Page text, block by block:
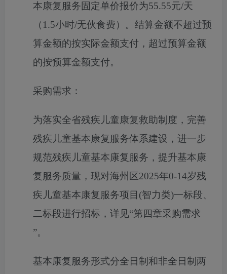
本康复服务固定单价报价为55.55元/天
（1.5小时/无伙食费）。结算金额不超过预
算金额的按实际金额支付，超过预算金额
的按预算金额支付。
采购需求：
为落实全省残疾儿童康复救助制度，完善
残疾儿童基本康复服务体系建设，进一步
规范残疾儿童基本康复服务，提升基本康
复服务质量， 现对海州区2025年0-14岁残
疾儿童基本康复服务项目(智力类)一标段、
二标段进行招标，详见“第四章采购需求
”。
基本康复服务形式分全日制和非全日制两